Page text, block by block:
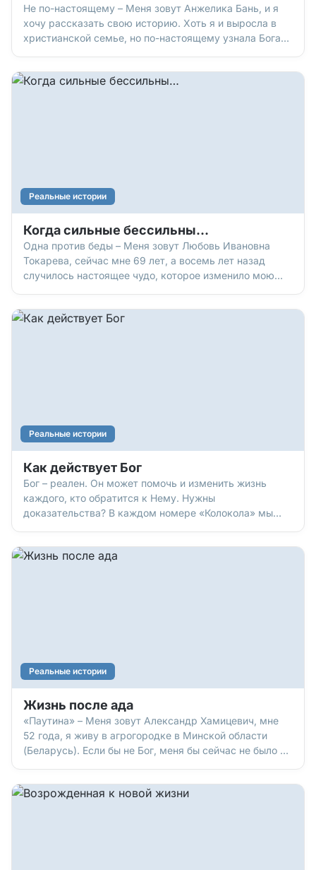
Не по-настоящему – Меня зовут Анжелика Бань, и я
хочу рассказать свою историю. Хоть я и выросла в
христианской семье, но по-настоящему узнала Бога
родителей. Я видела, как они служат Богу и помогают
Реальные истории
Когда сильные бессильны…
Одна против беды – Меня зовут Любовь Ивановна
Токарева, сейчас мне 69 лет, а восемь лет назад
случилось настоящее чудо, которое изменило мою
много внимания уделяла его развитию. У нас
Реальные истории
Как действует Бог
Бог – реален. Он может помочь и изменить жизнь
каждого, кто обратится к Нему. Нужны
доказательства? В каждом номере «Колокола» мы
Вадим Зуенок в одном из номеров «Колокола»
Реальные истории
Жизнь после ада
«Паутина» – Меня зовут Александр Хамицевич, мне
52 года, я живу в агрогородке в Минской области
(Беларусь). Если бы не Бог, меня бы сейчас не было в
ходила в евангельскую церковь. Я бывал с ней на